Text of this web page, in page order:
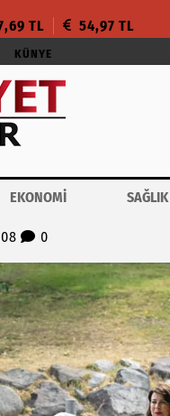
TL 54,97 TL
KÜNYE
EKONOMİ SAĞLIK
0